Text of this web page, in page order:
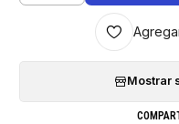
Mostrar